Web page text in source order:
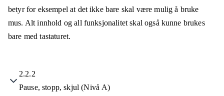
betyr for eksempel at det ikke bare skal være mulig å bruke
mus. Alt innhold og all funksjonalitet skal også kunne brukes
bare med tastaturet.
2.2.2
Pause, stopp, skjul (Nivå A)